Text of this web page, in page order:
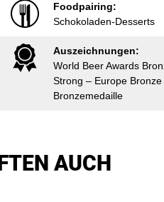
Foodpairing:
Schokoladen-Desserts
Auszeichnungen:
World Beer Awards
Strong – Europe
Bronzemedaille
AUCH